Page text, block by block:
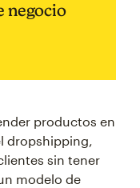
negocio
productos en
dropshipping,
sin tener
modelo de